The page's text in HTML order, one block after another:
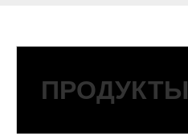
ПРОДУКТЫ